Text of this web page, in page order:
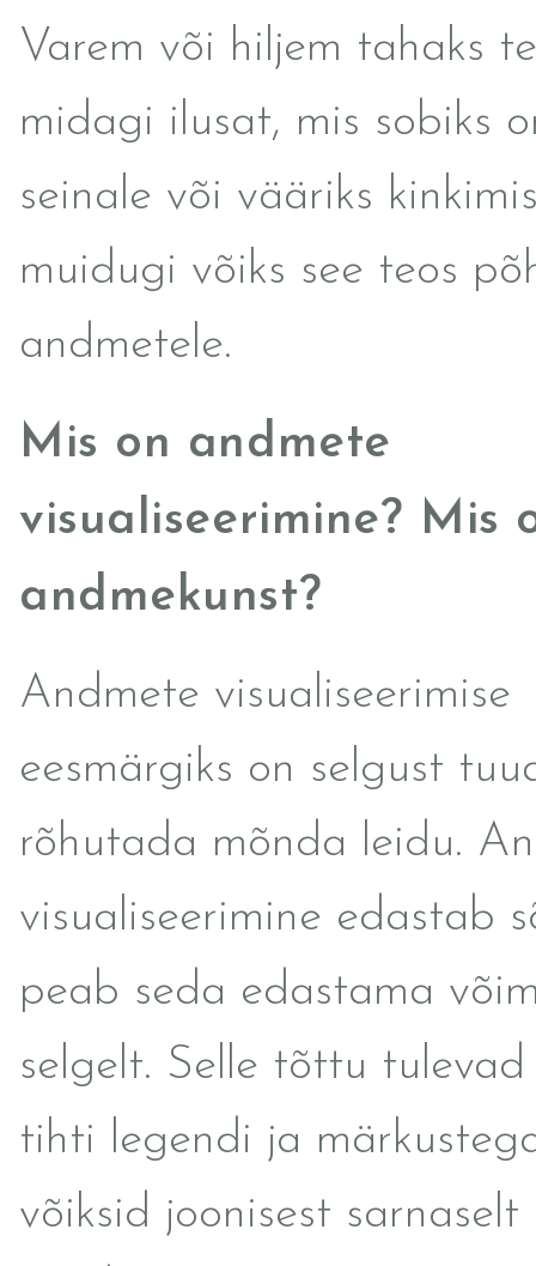
Varem või hiljem tahaks
midagi ilusat, mis sobiks
seinale või vääriks
muidugi võiks see teos
andmetele.
Mis on andmete
visualiseerimine? Mis
andmekunst?
Andmete visualiseerimise
eesmärgiks on selgust
rõhutada mõnda leidu.
visualiseerimine edastab
peab seda edastama
selgelt. Selle tõttu tulevad
tihti legendi ja
võiksid joonisest sarnaselt